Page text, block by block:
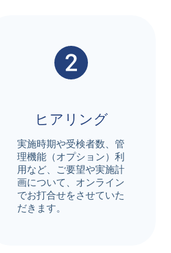
ヒアリング
実施時期や受検者数、管
理機能（オプション）利
用など、ご要望や実施計
画について、オンライン
でお打合せをさせていた
だきます。